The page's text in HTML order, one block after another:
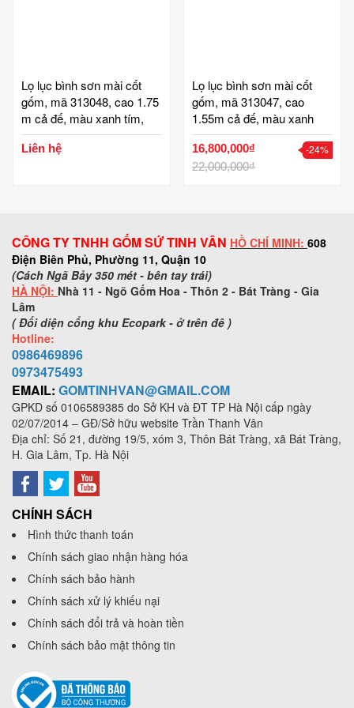
Lọ lục bình sơn mài cốt
gốm, mã 313048, cao 1.75
m cả đế, màu xanh tím,
hoa sen ánh bạc vẽ tay, lọ
lộc bình phong thuỷ, sang
Liên hệ
Lọ lục bình sơn mài cốt
gốm, mã 313047, cao
1.55m cả đế, màu xanh
tím, hoa sen ánh bạc vẽ
tay, lọ lộc bình phong thuỷ,
sang trọng đẳng cấp, cặp
16,800,000₫
22,000,000₫
-24%
CÔNG TY TNHH GỐM SỨ TINH VÂN HỒ CHÍ MINH: 608
Điện Biên Phủ, Phường 11, Quận 10
(Cách Ngã Bảy 350 mét - bên tay trái)
HÀ NỘI: Nhà 11 - Ngõ Gốm Hoa - Thôn 2 - Bát Tràng - Gia
Lâm
( Đối diện cổng khu Ecopark - ở trên đê )
Hotline:
0986469896
0973475493
EMAIL: GOMTINHVAN@GMAIL.COM
GPKD số 0106589385 do Sở KH và ĐT TP Hà Nội cấp ngày
02/07/2014 – GĐ/Sở hữu website Trần Thanh Vân
Địa chỉ: Số 21, đường 19/5, xóm 3, Thôn Bát Tràng, xã Bát Tràng,
H. Gia Lâm, Tp. Hà Nội
CHÍNH SÁCH
Hình thức thanh toán
Chính sách giao nhận hàng hóa
Chính sách bảo hành
Chính sách xử lý khiếu nại
Chính sách đổi trả và hoàn tiền
Chính sách bảo mật thông tin